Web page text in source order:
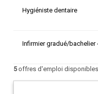
Hygiéniste dentaire
Infirmier gradué/bachelier
5offres d'emploi disponibles